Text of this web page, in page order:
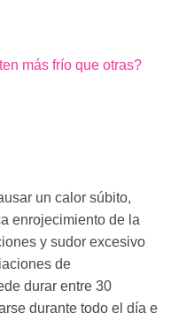
más frío que otras?
un calor súbito,
enrojecimiento de la
y sudor excesivo
de
durar entre 30
durante todo el día e